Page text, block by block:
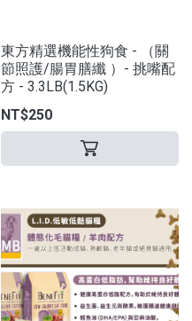
東方精選機能性狗食 - （關
節照護/腸胃膳纖 ）- 挑嘴配
方 - 3.3LB(1.5KG)
NT$250